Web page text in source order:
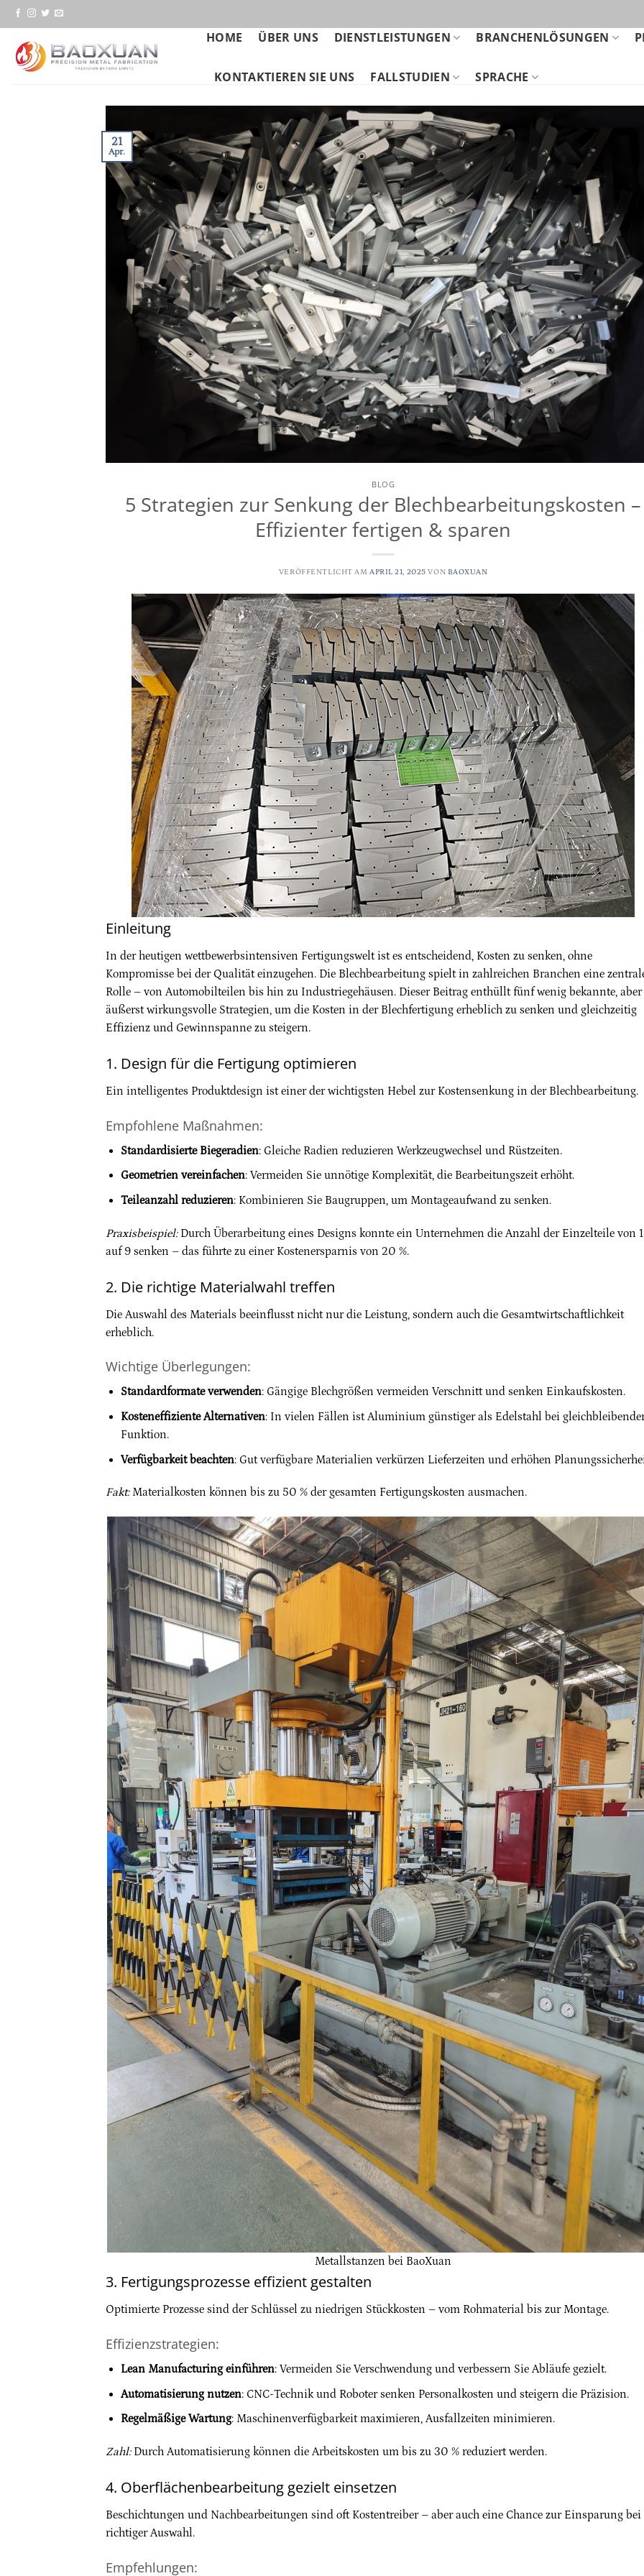
Zum
Inhalt
springen
HOME ÜBER UNS DIENSTLEISTUNGEN BRANCHENLÖSUNGEN
KONTAKTIEREN SIE UNS FALLSTUDIEN SPRACHE
21
Apr.
BLOG
5 Strategien zur Senkung der Blechbearbeitungskosten –
Effizienter fertigen & sparen
VERÖFFENTLICHT AM APRIL 21, 2025 VON BAOXUAN
Einleitung
In der heutigen wettbewerbsintensiven Fertigungswelt ist es entscheidend, Kosten zu senken, ohne
Kompromisse bei der Qualität einzugehen. Die Blechbearbeitung spielt in zahlreichen Branchen eine
Rolle – von Automobilteilen bis hin zu Industriegehäusen. Dieser Beitrag enthüllt fünf wenig bekannte, aber
äußerst wirkungsvolle Strategien, um die Kosten in der Blechfertigung erheblich zu senken und gleichzeitig
Effizienz und Gewinnspanne zu steigern.
1. Design für die Fertigung optimieren
Ein intelligentes Produktdesign ist einer der wichtigsten Hebel zur Kostensenkung in der Blechbearbeitung.
Empfohlene Maßnahmen:
Standardisierte Biegeradien: Gleiche Radien reduzieren Werkzeugwechsel und Rüstzeiten.
Geometrien vereinfachen: Vermeiden Sie unnötige Komplexität, die Bearbeitungszeit erhöht.
Teileanzahl reduzieren: Kombinieren Sie Baugruppen, um Montageaufwand zu senken.
Praxisbeispiel:Durch Überarbeitung eines Designs konnte ein Unternehmen die Anzahl der Einzelteile von
auf 9 senken – das führte zu einer Kostenersparnis von 20 %.
2. Die richtige Materialwahl treffen
Die Auswahl des Materials beeinflusst nicht nur die Leistung, sondern auch die Gesamtwirtschaftlichkeit
erheblich.
Wichtige Überlegungen:
Standardformate verwenden: Gängige Blechgrößen vermeiden Verschnitt und senken Einkaufskosten.
Kosteneffiziente Alternativen: In vielen Fällen ist Aluminium günstiger als Edelstahl bei
Funktion.
Verfügbarkeit beachten: Gut verfügbare Materialien verkürzen Lieferzeiten und erhöhen
Fakt:Materialkosten können bis zu 50 % der gesamten Fertigungskosten ausmachen.
Metallstanzen bei BaoXuan
3. Fertigungsprozesse effizient gestalten
Optimierte Prozesse sind der Schlüssel zu niedrigen Stückkosten – vom Rohmaterial bis zur Montage.
Effizienzstrategien:
Lean Manufacturing einführen: Vermeiden Sie Verschwendung und verbessern Sie Abläufe gezielt.
Automatisierung nutzen: CNC-Technik und Roboter senken Personalkosten und steigern die Präzision.
Regelmäßige Wartung: Maschinenverfügbarkeit maximieren, Ausfallzeiten minimieren.
Zahl:Durch Automatisierung können die Arbeitskosten um bis zu 30 % reduziert werden.
4. Oberflächenbearbeitung gezielt einsetzen
Beschichtungen und Nachbearbeitungen sind oft Kostentreiber – aber auch eine Chance zur Einsparung bei
richtiger Auswahl.
Empfehlungen: